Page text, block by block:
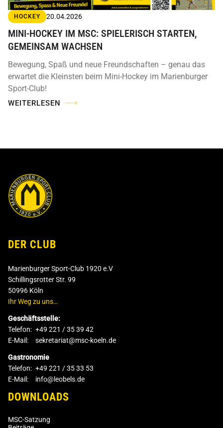
HOCKEY 20.04.2026
MINI-HOCKEY IM MSC: SPIELERISCH STARTEN,
GEMEINSAM WACHSEN
Bewegung, Spaß und neue Freundschaften – genau das
erwartet die Kleinsten beim Mini-Hockey im Marienburger
Sport-Club!
WEITERLESEN
DER CLUB
Marienburger Sport-Club 1920 e.V
Schillingsrotter Str. 99
50996 Köln
Ihr Weg zu uns…
Geschäftsstelle:
Telefon: +49 221 / 35 39 42
E-Mail:
sekretariat@msc-koeln.de
Gastronomie
Telefon: +49 221 / 35 33 53
E-Mail:
info@leobels.de
DOWNLOADS
MSC-Satzung